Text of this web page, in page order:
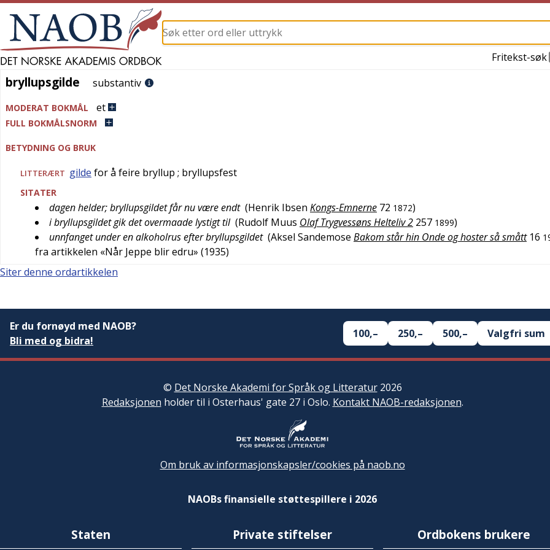
Fritekst-søk
bryllupsgilde
bryllupsgilde substantiv
MODERAT BOKMÅL et
FULL BOKMÅLSNORM
BETYDNING OG BRUK
LITTERÆRT gilde for å feire bryllup ; bryllupsfest
SITATER
dagen helder; bryllupsgildet får nu være endt (Henrik Ibsen Kongs-Emnerne 72 1872)
i bryllupsgildet gik det overmaade lystigt til (Rudolf Muus Olaf Trygvessøns Helteliv 2 257 1899)
unnfanget under en alkoholrus efter bryllupsgildet (Aksel Sandemose Bakom står hin Onde og hoster så smått 16
fra artikkelen «Når Jeppe blir edru» (1935)
Siter denne ordartikkelen
Er du fornøyd med NAOB?
Bli med og bidra!
100,– 250,– 500,– Valgfri sum
© Det Norske Akademi for Språk og Litteratur2026
Redaksjonen holder til i Osterhaus' gate 27 i Oslo. Kontakt NAOB-redaksjonen.
Om bruk av informasjonskapsler/cookies på naob.no
NAOBs finansielle støttespillere i 2026
Staten Private stiftelser Ordbokens brukere